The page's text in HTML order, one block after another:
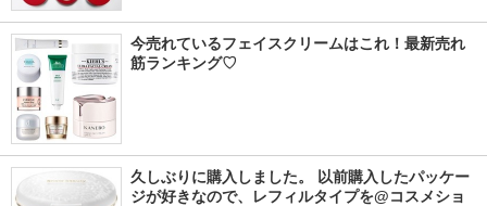
今売れているフェイスクリームはこれ！最新売れ
筋ランキング♡
久しぶりに購入しました。 以前購入したパッケー
ジが好きなので、レフィルタイプを@コスメショ